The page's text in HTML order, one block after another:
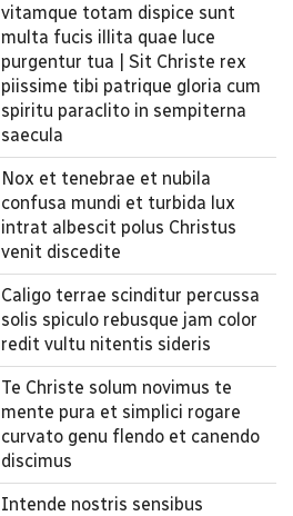
vitamque totam dispice sunt
multa fucis illita quae luce
purgentur tua | Sit Christe rex
piissime tibi patrique gloria cum
spiritu paraclito in sempiterna
saecula
Nox et tenebrae et nubila
confusa mundi et turbida lux
intrat albescit polus Christus
venit discedite
Caligo terrae scinditur percussa
solis spiculo rebusque jam color
redit vultu nitentis sideris
Te Christe solum novimus te
mente pura et simplici rogare
curvato genu flendo et canendo
discimus
Intende nostris sensibus